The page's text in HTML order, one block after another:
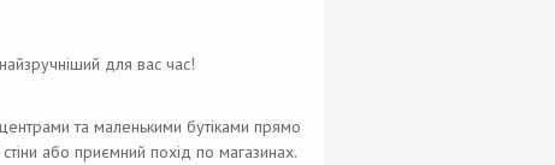
для вас час!
та маленькими бутіками прямо
або приємний похід по магазинах.